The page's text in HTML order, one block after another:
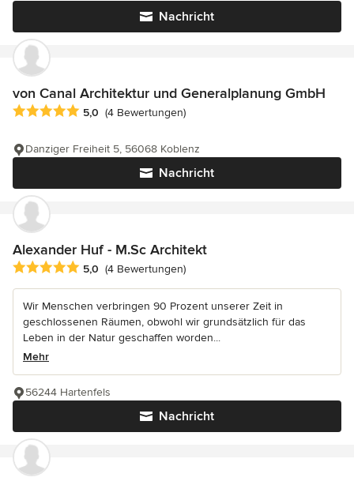
Nachricht
von Canal Architektur und Generalplanung GmbH
Durchschnittliche Bewertung: 5 von 5 Sternen
5,0 (4 Bewertungen)
Nachricht
Danziger Freiheit 5, 56068 Koblenz
Alexander Huf - M.Sc Architekt
Durchschnittliche Bewertung: 5 von 5 Sternen
5,0 (4 Bewertungen)
Wir Menschen verbringen 90 Prozent unserer Zeit in
geschlossenen Räumen, obwohl wir grundsätzlich für das
Leben in der Natur geschaffen worden...
Mehr
Nachricht
56244 Hartenfels